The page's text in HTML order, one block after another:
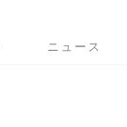
ニュース